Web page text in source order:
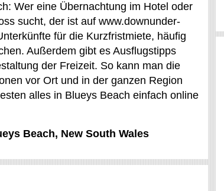
Wer eine Übernachtung im Hotel oder
sucht, der ist auf www.downunder-
für die Kurzfristmiete, häufig
Außerdem gibt es Ausflugstipps
der Freizeit. So kann man die
vor Ort und in der ganzen Region
alles in Blueys Beach einfach online
Beach, New South Wales